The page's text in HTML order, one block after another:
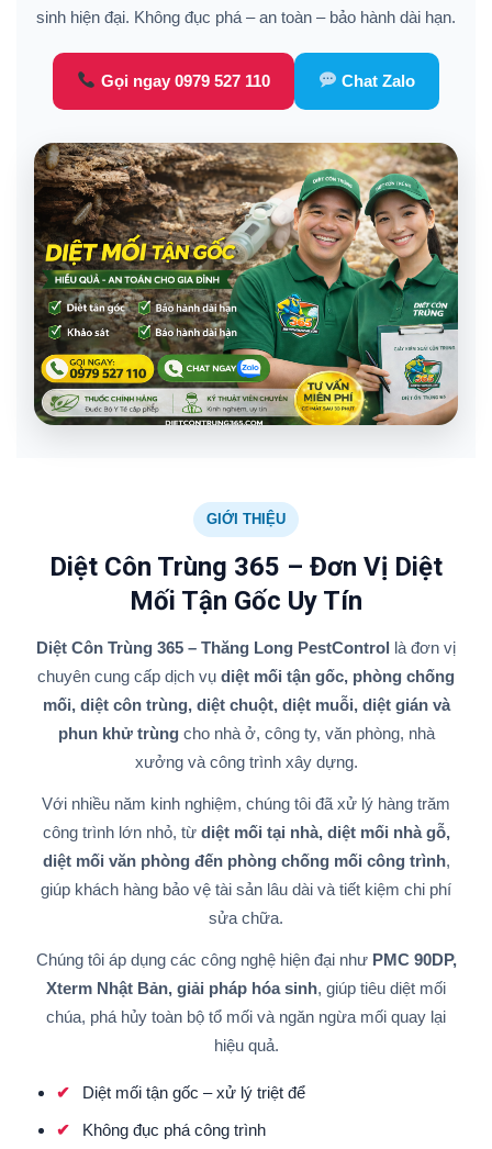
sinh hiện đại. Không đục phá – an toàn – bảo hành dài hạn.
Gọi ngay 0979 527 110 Chat Zalo
GIỚI THIỆU
Diệt Côn Trùng 365 – Đơn Vị Diệt
Mối Tận Gốc Uy Tín
Diệt Côn Trùng 365 – Thăng Long PestControl là đơn vị
chuyên cung cấp dịch vụ diệt mối tận gốc, phòng chống
mối, diệt côn trùng, diệt chuột, diệt muỗi, diệt gián và
phun khử trùngcho nhà ở, công ty, văn phòng, nhà
xưởng và công trình xây dựng.
Với nhiều năm kinh nghiệm, chúng tôi đã xử lý hàng trăm
công trình lớn nhỏ, từ diệt mối tại nhà, diệt mối nhà gỗ,
diệt mối văn phòng đến phòng chống mối công trình,
giúp khách hàng bảo vệ tài sản lâu dài và tiết kiệm chi phí
sửa chữa.
Chúng tôi áp dụng các công nghệ hiện đại như PMC 90DP,
Xterm Nhật Bản, giải pháp hóa sinh, giúp tiêu diệt mối
chúa, phá hủy toàn bộ tổ mối và ngăn ngừa mối quay lại
hiệu quả.
Diệt mối tận gốc – xử lý triệt để
Không đục phá công trình